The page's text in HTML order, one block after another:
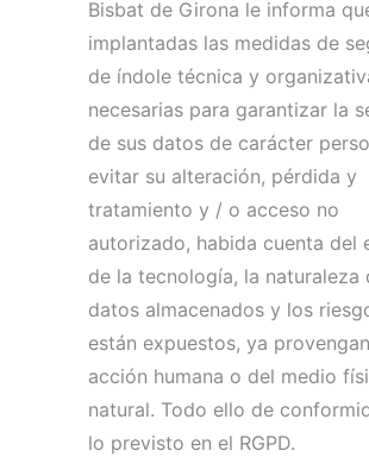
Bisbat de Girona le informa
implantadas las medidas de
de índole técnica y
necesarias para garantizar la
de sus datos de carácter
evitar su alteración, pérdida y
tratamiento y / o acceso no
autorizado, habida cuenta del
de la tecnología, la naturaleza
datos almacenados y los
están expuestos, ya
acción humana o del medio
natural. Todo ello de
lo previsto en el RGPD.